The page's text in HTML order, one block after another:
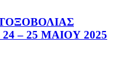
– 25 ΜΑΙΟΥ 2025